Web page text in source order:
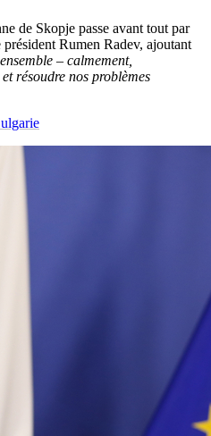
de Skopje passe avant tout par
Rumen Radev, ajoutant
– calmement,
résoudre nos problèmes